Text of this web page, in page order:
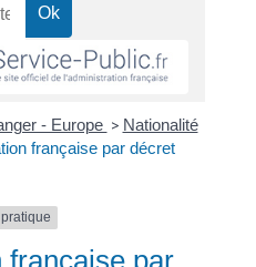
- Europe > Nationalité
française par décret
française par